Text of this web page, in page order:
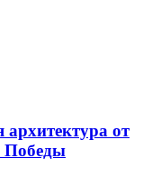
от
Победы